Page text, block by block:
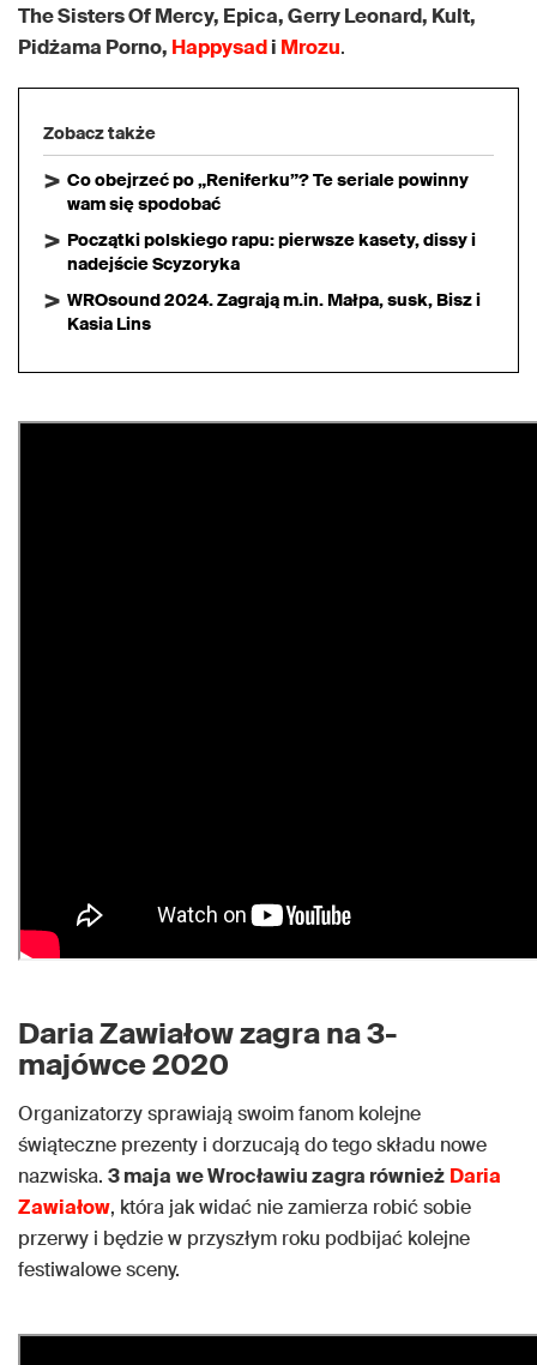
The Sisters Of Mercy, Epica, Gerry Leonard, Kult,
Pidżama Porno, Happysadi Mrozu.
Zobacz także
Co obejrzeć po „Reniferku”? Te seriale powinny
wam się spodobać
Początki polskiego rapu: pierwsze kasety, dissy i
nadejście Scyzoryka
WROsound 2024. Zagrają m.in. Małpa, susk, Bisz i
Kasia Lins
Daria Zawiałow zagra na 3-
majówce 2020
Organizatorzy sprawiają swoim fanom kolejne
świąteczne prezenty i dorzucają do tego składu nowe
nazwiska. 3 maja we Wrocławiu zagra również Daria
Zawiałow, która jak widać nie zamierza robić sobie
przerwy i będzie w przyszłym roku podbijać kolejne
festiwalowe sceny.